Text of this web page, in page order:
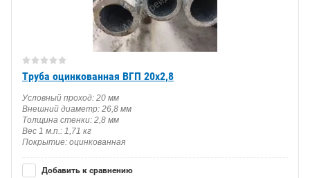
Труба оцинкованная ВГП 20х2,8
Условный проход: 20 мм
Внешний диаметр: 26,8 мм
Толщина стенки: 2,8 мм
Вес 1 м.п.: 1,71 кг
Покрытие: оцинкованная
Добавить к сравнению